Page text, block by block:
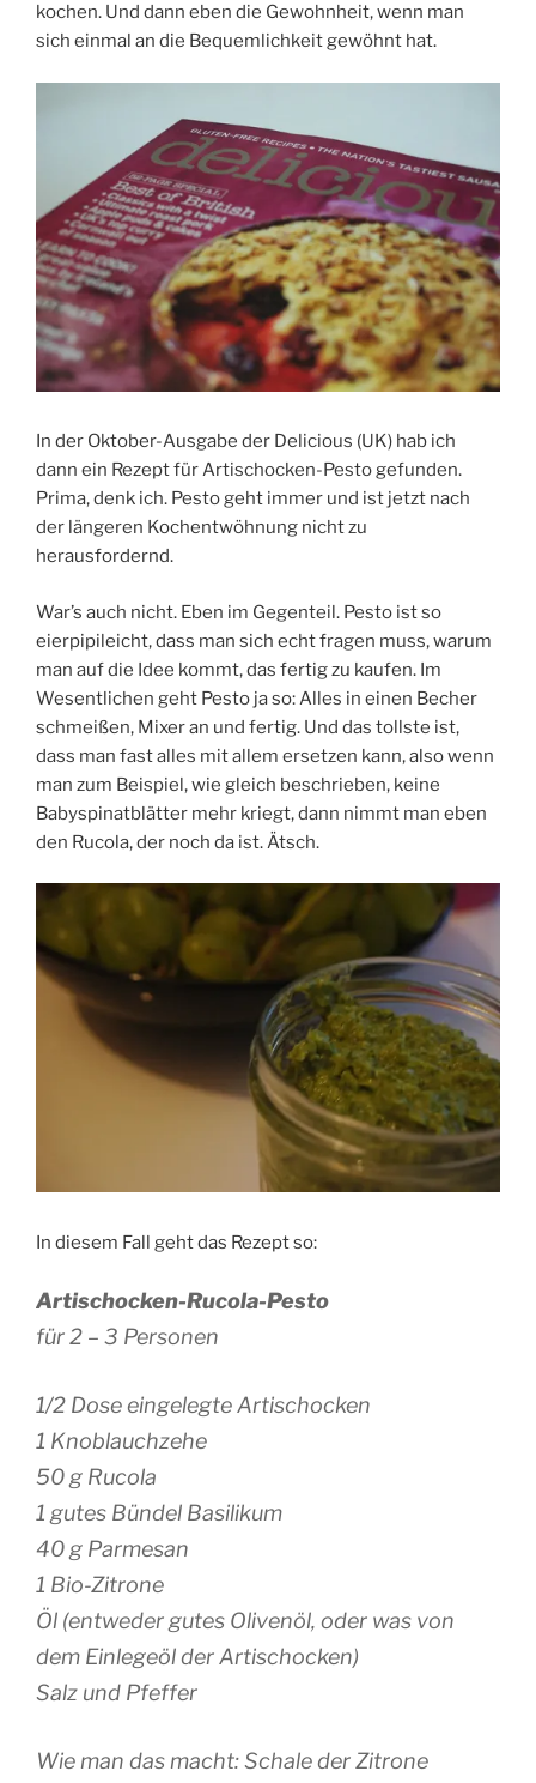
kochen. Und dann eben die Gewohnheit, wenn man
sich einmal an die Bequemlichkeit gewöhnt hat.
In der Oktober-Ausgabe der Delicious (UK) hab ich
dann ein Rezept für Artischocken-Pesto gefunden.
Prima, denk ich. Pesto geht immer und ist jetzt nach
der längeren Kochentwöhnung nicht zu
herausfordernd.
War’s auch nicht. Eben im Gegenteil. Pesto ist so
eierpipileicht, dass man sich echt fragen muss, warum
man auf die Idee kommt, das fertig zu kaufen. Im
Wesentlichen geht Pesto ja so: Alles in einen Becher
schmeißen, Mixer an und fertig. Und das tollste ist,
dass man fast alles mit allem ersetzen kann, also wenn
man zum Beispiel, wie gleich beschrieben, keine
Babyspinatblätter mehr kriegt, dann nimmt man eben
den Rucola, der noch da ist. Ätsch.
In diesem Fall geht das Rezept so:
Artischocken-Rucola-Pesto
für 2 – 3 Personen
1/2 Dose eingelegte Artischocken
1 Knoblauchzehe
50 g Rucola
1 gutes Bündel Basilikum
40 g Parmesan
1 Bio-Zitrone
Öl (entweder gutes Olivenöl, oder was von
dem Einlegeöl der Artischocken)
Salz und Pfeffer
Wie man das macht: Schale der Zitrone